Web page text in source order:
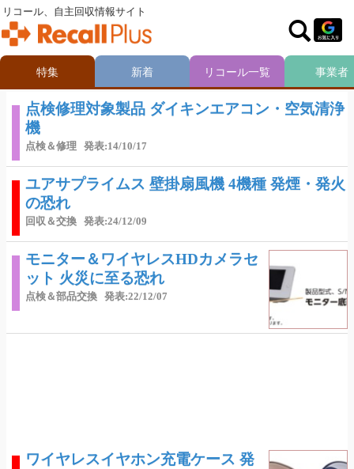
点検修理対象製品 ダイキンエアコン・空気清浄
機
点検＆修理 発表:14/10/17
ユアサプライムス 壁掛扇風機 4機種 発煙・発火
の恐れ
回収＆交換 発表:24/12/09
モニター＆ワイヤレスHDカメラセ
ット 火災に至る恐れ
点検＆部品交換 発表:22/12/07
ワイヤレスイヤホン充電ケース 発
リコール、自主回収情報サイト
特集 新着 リコール一覧 事業者